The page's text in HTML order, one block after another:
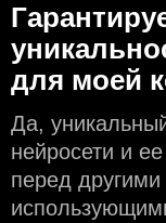
для моей
Да,
нейросети и
перед другими